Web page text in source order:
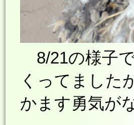
8/21の様子
くってました
かます勇気が